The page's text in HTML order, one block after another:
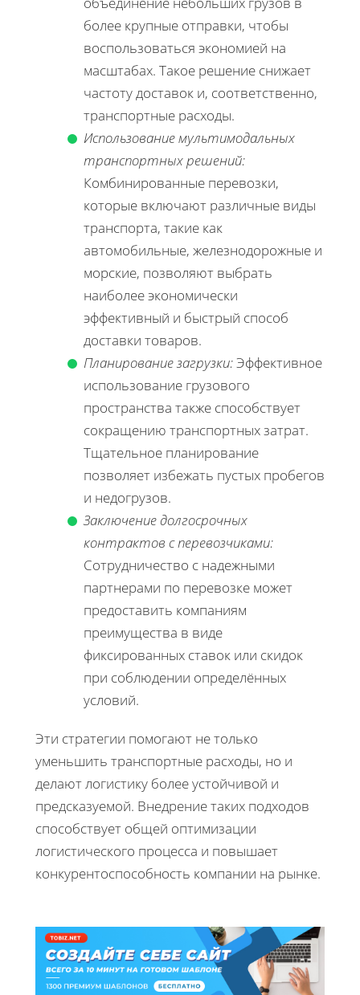
более крупные отправки, чтобы
воспользоваться экономией на
масштабах. Такое решение снижает
частоту доставок и, соответственно,
транспортные расходы.
Использование мультимодальных
транспортных решений:
Комбинированные перевозки,
которые включают различные виды
транспорта, такие как
автомобильные, железнодорожные и
морские, позволяют выбрать
наиболее экономически
эффективный и быстрый способ
доставки товаров.
Планирование загрузки:Эффективное
использование грузового
пространства также способствует
сокращению транспортных затрат.
Тщательное планирование
позволяет избежать пустых пробегов
и недогрузов.
Заключение долгосрочных
контрактов с перевозчиками:
Сотрудничество с надежными
партнерами по перевозке может
предоставить компаниям
преимущества в виде
фиксированных ставок или скидок
при соблюдении определённых
условий.
Эти стратегии помогают не только
уменьшить транспортные расходы, но и
делают логистику более устойчивой и
предсказуемой. Внедрение таких подходов
способствует общей оптимизации
логистического процесса и повышает
конкурентоспособность компании на рынке.